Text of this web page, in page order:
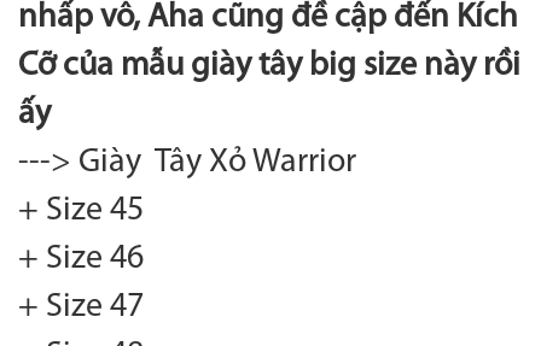
nhấp vô, Aha cũng đề cập đến Kích
Cỡ của mẫu giày tây big size này rồi
ấy
---> Giày Tây Xỏ Warrior
+ Size 45
+ Size 46
+ Size 47